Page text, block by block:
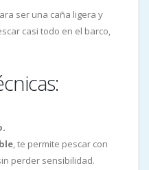
ser una caña ligera y
casi todo en el barco,
, te permite pescar con
perder sensibilidad.